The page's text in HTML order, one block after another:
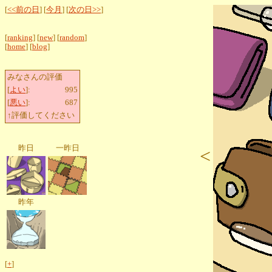
[<<前の日 ] [今月 ] [次の日>>]
[ranking] [new] [random]
[home] [blog]
みなさんの評価
[よい]:
995
[悪い]:
687
↑評価してください
昨日 一昨日
昨年
[+]
<